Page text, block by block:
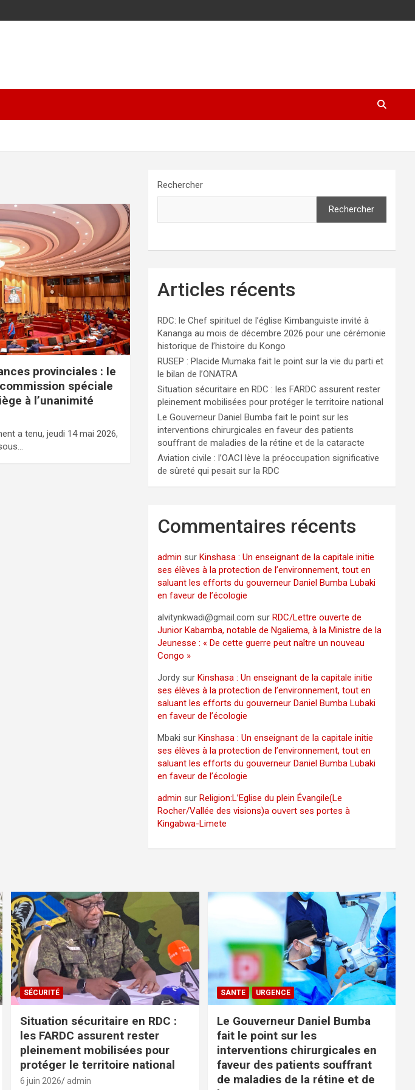
provinciales : le
spéciale
à l’unanimité
a tenu, jeudi 14 mai 2026,
Rechercher
Rechercher
Articles récents
RDC: le Chef spirituel de l’église Kimbanguiste invité à
Kananga au mois de décembre 2026 pour une cérémonie
historique de l’histoire du Kongo
RUSEP : Placide Mumaka fait le point sur la vie du parti et
le bilan de l’ONATRA
Situation sécuritaire en RDC : les FARDC assurent rester
pleinement mobilisées pour protéger le territoire national
Le Gouverneur Daniel Bumba fait le point sur les
interventions chirurgicales en faveur des patients
souffrant de maladies de la rétine et de la cataracte
Aviation civile : l’OACI lève la préoccupation significative
de sûreté qui pesait sur la RDC
Commentaires récents
admin surKinshasa : Un enseignant de la capitale initie
ses élèves à la protection de l’environnement, tout en
saluant les efforts du gouverneur Daniel Bumba Lubaki
en faveur de l’écologie
alvitynkwadi@gmail.com surRDC/Lettre ouverte de
Junior Kabamba, notable de Ngaliema, à la Ministre de la
Jeunesse : « De cette guerre peut naître un nouveau
Congo »
Jordy surKinshasa : Un enseignant de la capitale initie
ses élèves à la protection de l’environnement, tout en
saluant les efforts du gouverneur Daniel Bumba Lubaki
en faveur de l’écologie
Mbaki surKinshasa : Un enseignant de la capitale initie
ses élèves à la protection de l’environnement, tout en
saluant les efforts du gouverneur Daniel Bumba Lubaki
en faveur de l’écologie
admin surReligion:L’Eglise du plein Évangile(Le
Rocher/Vallée des visions)a ouvert ses portes à
Kingabwa-Limete
SÉCURITÉ
Situation sécuritaire en RDC :
les FARDC assurent rester
pleinement mobilisées pour
protéger le territoire national
6 juin 2026 admin
SANTE URGENCE
Le Gouverneur Daniel Bumba
fait le point sur les
interventions chirurgicales en
faveur des patients souffrant
de maladies de la rétine et de